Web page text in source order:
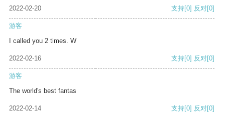
2022-02-20 支持[0] 反对[0]
游客
I called you 2 times. W
2022-02-16 支持[0] 反对[0]
游客
The world's best fantas
2022-02-14 支持[0] 反对[0]